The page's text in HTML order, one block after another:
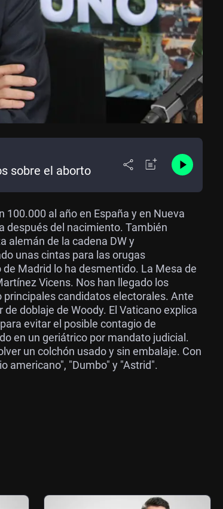
sobre el aborto
al año en España y en Nueva
después del nacimiento. También
alemán de la cadena DW y
unas cintas para las orugas
Madrid lo ha desmentido. La Mesa de
Vicens. Nos han llegado los
candidatos electorales. Ante
doblaje de Woody. El Vaticano explica
evitar el posible contagio de
en un geriátrico por mandato judicial.
un colchón usado y sin embalaje. Con
americano", "Dumbo" y "Astrid".